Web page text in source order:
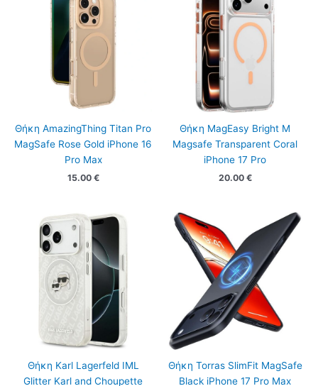
Θήκη AmazingThing Titan Pro
MagSafe Rose Gold iPhone 16
Pro Max
15.00 €
Θήκη MagEasy Bright M
Magsafe Transparent Coral
iPhone 17 Pro
20.00 €
Θήκη Karl Lagerfeld IML
Glitter Karl and Choupette
Θήκη Torras SlimFit MagSafe
Black iPhone 17 Pro Max